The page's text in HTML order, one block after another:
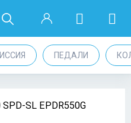
ПЕДАЛИ
SL EPDR550G